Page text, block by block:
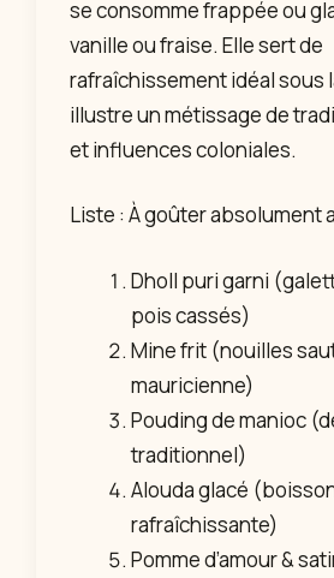
se consomme frappée ou
vanille ou fraise. Elle sert de
rafraîchissement idéal sous
illustre un métissage de
et influences coloniales.
Liste : À goûter absolument
Dholl puri garni
pois cassés)
Mine frit (nouilles
mauricienne)
Pouding de manioc
traditionnel)
Alouda glacé
rafraîchissante)
Pomme d’amour &